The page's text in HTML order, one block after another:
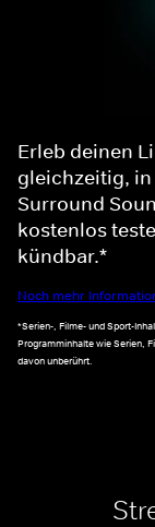
Erleb deinen
gleichzeitig, in
Surround
kostenlos
kündbar.*
Noch mehr
*Serien-, Filme- und Sport-
Programminhalte wie Serien,
davon unberührt.